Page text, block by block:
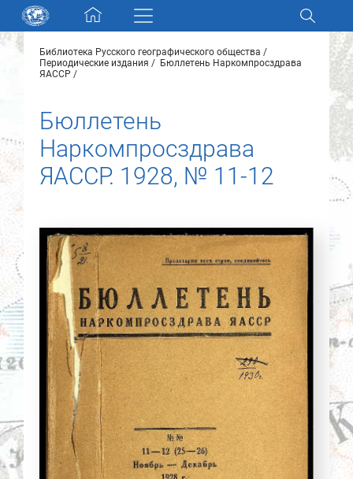
Skip navigation
Разделы и коллекции
Новости
О нас
Контакты
Партнеры
Библиотека Русского географического общества
Периодические издания
Бюллетень Наркомпросздрава
ЯАССР
Бюллетень
Наркомпросздрава
ЯАССР. 1928, № 11-12